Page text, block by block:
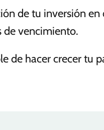
de tu inversión en
de vencimiento.
de hacer crecer tu